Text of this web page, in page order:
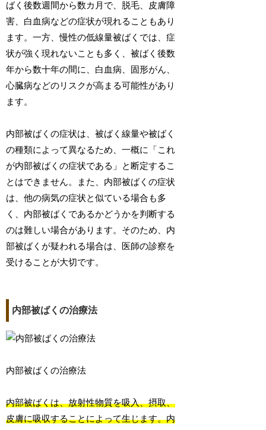
ばく後数週間から数カ月で、脱毛、皮膚障
害、白血病などの症状が現れることもあり
ます。一方、慢性の低線量被ばくでは、症
状が強く現れないことも多く、被ばく後数
年から数十年の間に、白血病、固形がん、
心臓病などのリスクが高まる可能性があり
ます。
内部被ばくの症状は、被ばく線量や被ばく
の種類によって異なるため、一概に「これ
が内部被ばくの症状である」と断定するこ
とはできません。また、内部被ばくの症状
は、他の病気の症状と似ている場合も多
く、内部被ばくであるかどうかを判断する
のは難しい場合があります。そのため、内
部被ばくが疑われる場合は、医師の診察を
受けることが大切です。
内部被ばくの治療法
内部被ばくの治療法
内部被ばくは、放射性物質を吸入、摂取、
皮膚に吸収することによって生じます。内